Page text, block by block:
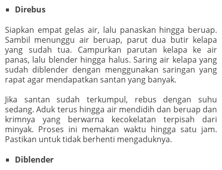
Direbus
Siapkan empat gelas air, lalu panaskan hingga beruap.
Sambil menunggu air beruap, parut dua butir kelapa
yang sudah tua. Campurkan parutan kelapa ke air
panas, lalu blender hingga halus. Saring air kelapa yang
sudah diblender dengan menggunakan saringan yang
rapat agar mendapatkan santan yang banyak.
Jika santan sudah terkumpul, rebus dengan suhu
sedang. Aduk terus hingga air mendidih dan beruap dan
krimnya yang berwarna kecokelatan terpisah dari
minyak. Proses ini memakan waktu hingga satu jam.
Pastikan untuk tidak berhenti mengaduknya.
Diblender